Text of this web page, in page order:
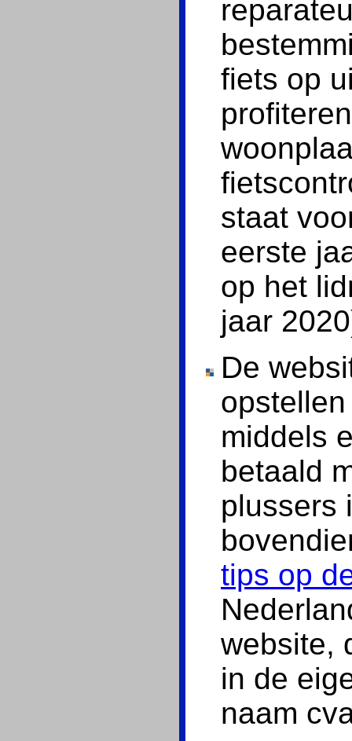
fiets op
staat
eerste
op het
jaar
De
middels
betaald
plussers
tips op
website,
in de
naam